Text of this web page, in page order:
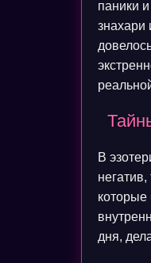
паники
знахари
В
которые
дня,